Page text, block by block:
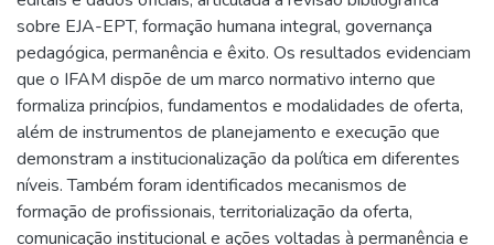
sobre EJA-EPT, formação humana integral, governança
pedagógica, permanência e êxito. Os resultados evidenciam
que o IFAM dispõe de um marco normativo interno que
formaliza princípios, fundamentos e modalidades de oferta,
além de instrumentos de planejamento e execução que
demonstram a institucionalização da política em diferentes
níveis. Também foram identificados mecanismos de
formação de profissionais, territorialização da oferta,
comunicação institucional e ações voltadas à permanência e